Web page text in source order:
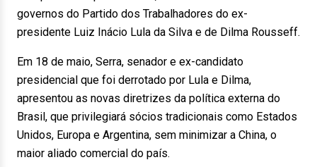
governos do Partido dos Trabalhadores do ex-
presidente Luiz Inácio Lula da Silva e de Dilma Rousseff.
Em 18 de maio, Serra, senador e ex-candidato
presidencial que foi derrotado por Lula e Dilma,
apresentou as novas diretrizes da política externa do
Brasil, que privilegiará sócios tradicionais como Estados
Unidos, Europa e Argentina, sem minimizar a China, o
maior aliado comercial do país.